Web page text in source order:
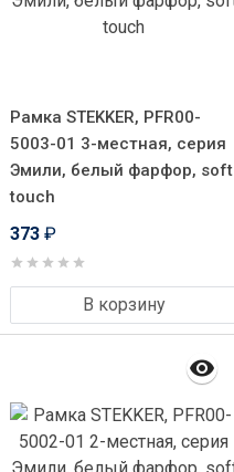
Рамка STEKKER, PFR00-
5003-01 3-местная, серия
Эмили, белый фарфор, soft
touch
373 ₽
В корзину